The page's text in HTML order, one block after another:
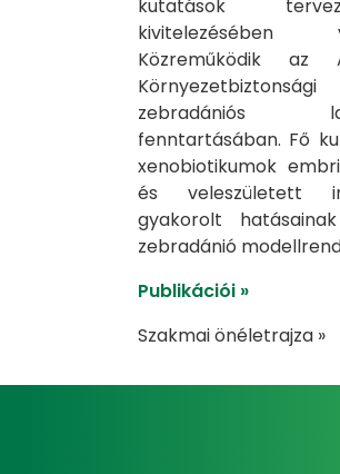
kutatások
Közreműködik az
zebradániós
fenntartásában. Fő
xenobiotikumok
és veleszületett
gyakorolt
zebradánió
Publikációi »
Szakmai önéletrajza »